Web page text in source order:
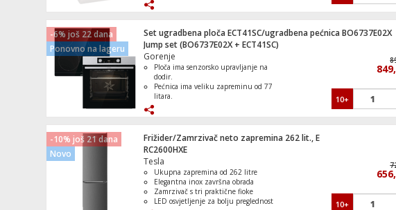
-6% još 22 dana
Ponovno na lageru
Set ugradbena ploča ECT41SC/ugradbena pećnica BO6737E02X
Jump set (BO6737E02X + ECT41SC)
Gorenje
Ploča ima senzorsko upravljanje na
dodir.
Pećnica ima veliku zapreminu od 77
litara.
Pećnica ima dvostruka vrata s
refleksijom.
Ploča ima funkcije kao što su StopGo i
StayWarm.
10+
-10% još 21 dana
Novo
Frižider/Zamrzivač neto zapremina 262 lit., E
RC2600HXE
Tesla
Ukupna zapremina od 262 litre
Elegantna inox završna obrada
Zamrzivač s tri praktične fioke
LED osvjetljenje za bolju preglednost
10+